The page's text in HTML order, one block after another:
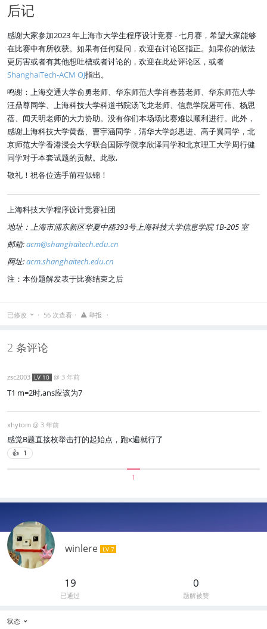
后记
感谢大家参加2023 年上海市大学生程序设计竞赛 - 七月赛，希望大家能够
在比赛中有所收获。如果有任何疑问，欢迎在讨论区指正。如果你的做法
更厉害或者有其他想吐槽或者讨论的，欢迎在此处评论区，或者
ShanghaiTech-ACM OJ指出。
鸣谢：上海交通大学俞勇老师、华东师范大学肖春芸老师、华东师范大学
汪鼎尊同学、上海科技大学科道书院汤飞龙老师、信息学院屠可伟、杨思
蓓、闻天明老师的大力协助。没有你们本场场比赛难以顺利进行。此外，
感谢上海科技大学黄磊、曹宇涵同学，清华大学彭思进、高子翼同学，北
京师范大学香港浸会大学联合国际学院李欣泽同学和北京理工大学周行健
同学对于本套试题的贡献。此致,
敬礼！祝各位选手前程似锦！
上海科技大学程序设计竞赛社团
地址：上海市浦东新区华夏中路393号上海科技大学信息学院 1B-205 室
邮箱:acm@shanghaitech.edu.cn
网址:acm.shanghaitech.edu.cn
注：本份题解发表于比赛结束之后
已修改 56 次查看 举报
2 条评论
zsc2003 LV 10 @ 3 年前
T1 m=2时,ans应该为7
xhytom@ 3 年前
感觉B题直接枚举击打的起始点，跑x遍就行了
👍 1
1
winlere LV 7
19
已通过
0
题解被赞
状态